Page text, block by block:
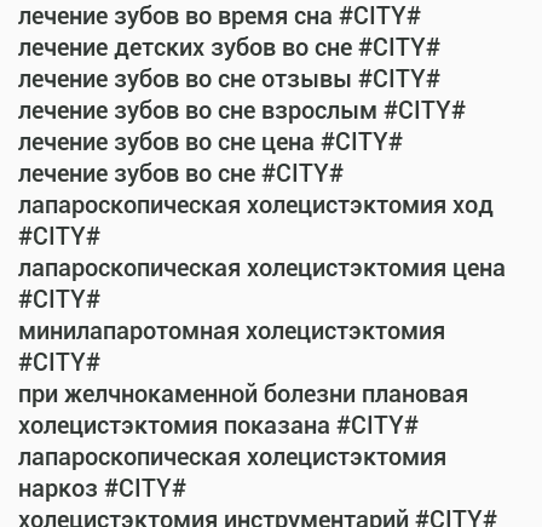
лечение зубов во время сна #CITY#
лечение детских зубов во сне #CITY#
лечение зубов во сне отзывы #CITY#
лечение зубов во сне взрослым #CITY#
лечение зубов во сне цена #CITY#
лечение зубов во сне #CITY#
лапароскопическая холецистэктомия ход
#CITY#
лапароскопическая холецистэктомия цена
#CITY#
минилапаротомная холецистэктомия
#CITY#
при желчнокаменной болезни плановая
холецистэктомия показана #CITY#
лапароскопическая холецистэктомия
наркоз #CITY#
холецистэктомия инструментарий #CITY#